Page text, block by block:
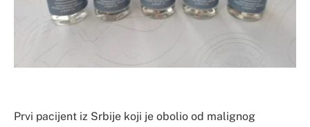
Prvi pacijent iz Srbije koji je obolio od malignog